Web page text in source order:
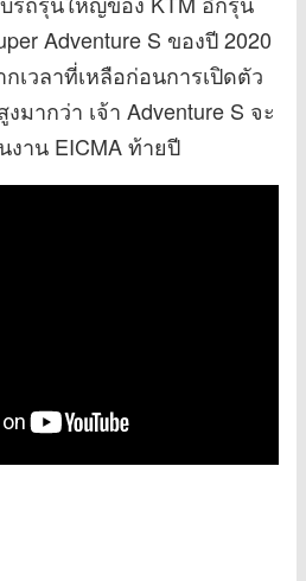
Adventure S ของปี 2020
เวลาที่เหลือก่อนการเปิดตัว
มากว่า เจ้า Adventure S จะ
าน EICMA ท้ายปี